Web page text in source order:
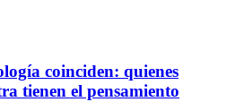
coinciden: quienes
tienen el pensamiento